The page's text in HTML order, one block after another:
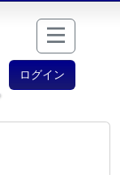
ログイン